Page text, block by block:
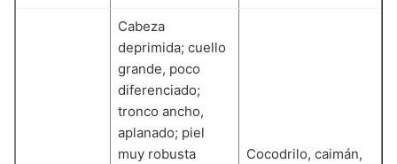
Cabeza
deprimida; cuello
grande, poco
diferenciado;
tronco ancho,
aplanado; piel
muy robusta
Cocodrilo, caimán,